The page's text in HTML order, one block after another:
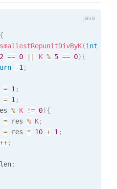
{
smallestRepunitDivByK(int
2 == 0 K % 5 == 0){
-1 ;
= 1 ;
= 1 ;
% K != 0){
= res % K;
= res * 10 + 1 ;
++;
len;